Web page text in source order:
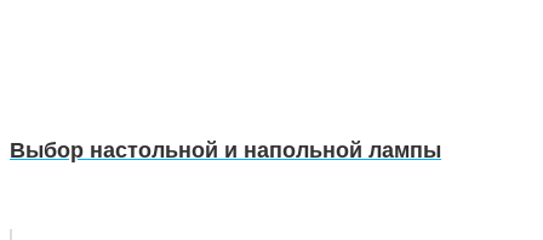
Выбор настольной и напольной лампы